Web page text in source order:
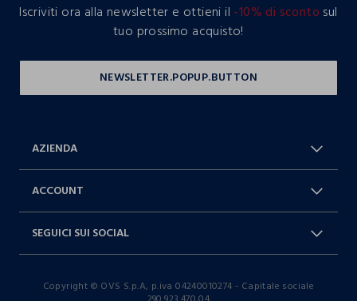
Iscriviti ora alla newsletter e ottieni il -10% di sconto sul
tuo prossimo acquisto!
AZIENDA
Dichiarazione accessibilità
ACCOUNT
9-17)
SEGUICI SUI SOCIAL
TikTok
Copyright © OVS S.p.A, p.iva 04240010274 - Capitale sociale